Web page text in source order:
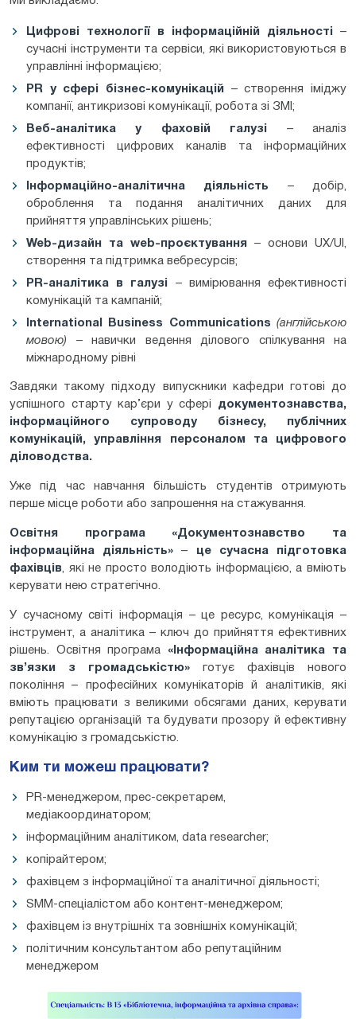
Цифрові технології в інформаційній діяльності –
сучасні інструменти та сервіси, які використовуються в
управлінні інформацією;
PR у сфері бізнес-комунікацій – створення іміджу
компанії, антикризові комунікації, робота зі ЗМІ;
Веб-аналітика у фаховій галузі – аналіз
ефективності цифрових каналів та інформаційних
продуктів;
Інформаційно-аналітична діяльність – добір,
оброблення та подання аналітичних даних для
прийняття управлінських рішень;
Web-дизайн та web-проєктування – основи UX/UI,
створення та підтримка вебресурсів;
PR-аналітика в галузі – вимірювання ефективності
комунікацій та кампаній;
International
Business Communications (англійською
мовою) – навички ведення ділового спілкування на
міжнародному рівні
Завдяки такому підходу випускники кафедри готові до
успішного старту кар’єри у сфері документознавства,
інформаційного супроводу бізнесу, публічних
комунікацій, управління персоналом та цифрового
діловодства.
Уже під час навчання більшість студентів отримують
перше місце роботи або запрошення на стажування.
Освітня програма «Документознавство та
інформаційна діяльність»– це сучасна підготовка
фахівців , які не просто володіють інформацією, а вміють
керувати нею стратегічно.
У сучасному світі інформація – це ресурс, комунікація –
інструмент, а аналітика – ключ до прийняття ефективних
рішень. Освітня програма «Інформаційна аналітика та
зв’язки з громадськістю» готує фахівців нового
покоління – професійних комунікаторів й аналітиків, які
вміють працювати з великими обсягами даних, керувати
репутацією організацій та будувати прозору й ефективну
комунікацію з громадськістю.
Ким ти можеш працювати?
PR-менеджером, прес-секретарем,
медіакоординатором;
інформаційним аналітиком, data researcher;
копірайтером;
фахівцем з інформаційної та аналітичної діяльності;
SMM-спеціалістом або контент-менеджером;
фахівцем із внутрішніх та зовнішніх комунікацій;
політичним консультантом або репутаційним
менеджером